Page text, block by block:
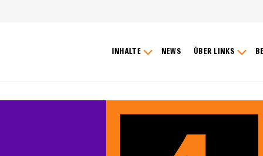
INHALTE NEWS ÜBER LINKS